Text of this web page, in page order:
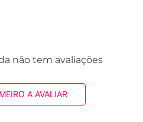
não tem avaliações
A AVALIAR